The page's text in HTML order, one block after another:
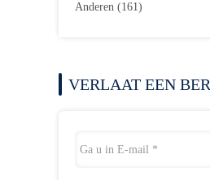
Anderen (161)
VERLAAT EEN